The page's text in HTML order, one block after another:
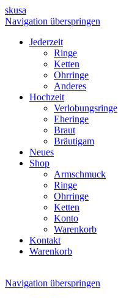
skusa
Navigation überspringen
Jederzeit
Ringe
Ketten
Ohrringe
Anderes
Hochzeit
Verlobungsringe
Eheringe
Braut
Bräutigam
Neues
Shop
Armschmuck
Ringe
Ohrringe
Ketten
Konto
Warenkorb
Kontakt
Warenkorb
Navigation überspringen